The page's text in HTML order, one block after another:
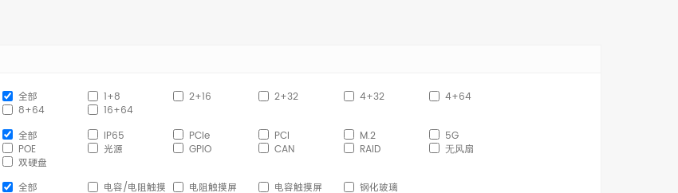
全部 1+8 2+16 2+32 4+32
4+64
8+64
16+64
全部 IP65 PCIe PCI M.2
5G
POE
光源 GPIO CAN RAID
⽆⻛扇
双硬盘
全部
电容/电阻触摸
电阻触摸屏 电容触摸屏 钢化玻璃